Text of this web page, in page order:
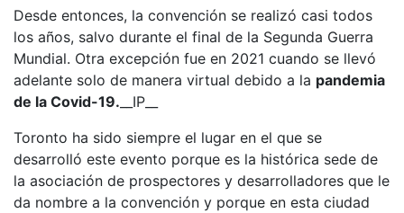
Desde entonces, la convención se realizó casi todos
los años, salvo durante el final de la Segunda Guerra
Mundial. Otra excepción fue en 2021 cuando se llevó
adelante solo de manera virtual debido a la pandemia
de la Covid-19. __IP__
Toronto ha sido siempre el lugar en el que se
desarrolló este evento porque es la histórica sede de
la asociación de prospectores y desarrolladores que le
da nombre a la convención y porque en esta ciudad